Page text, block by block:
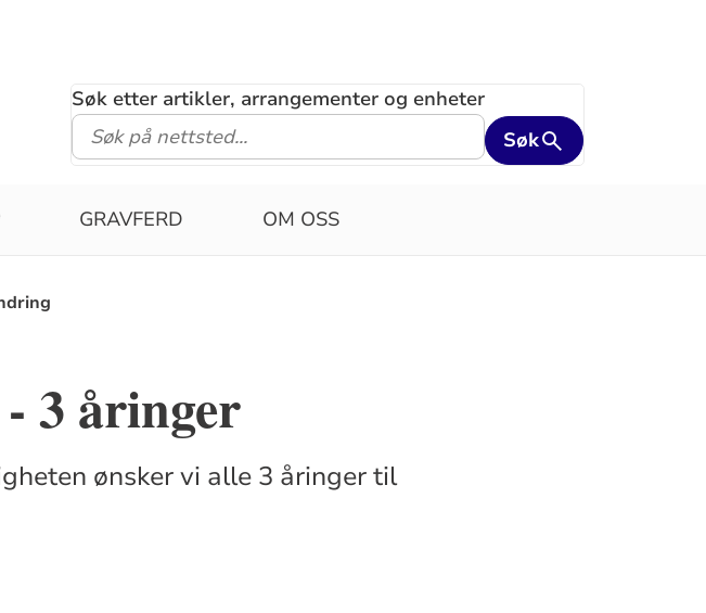
Søk etter artikler, arrangementer og enheter
Søk
GRAVFERD OM OSS
3 åringer
ønsker vi alle 3 åringer til